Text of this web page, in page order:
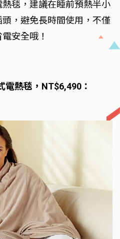
毯，建議在睡前預熱半小
，避免長時間使用，不僅
安全哦！
熱毯，NT$6,490：